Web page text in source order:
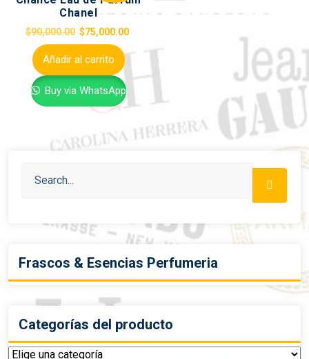
Chanel
$90,000.00 $75,000.00
Añadir al carrito
Buy via WhatsApp
Frascos & Esencias Perfumeria
Categorías del producto